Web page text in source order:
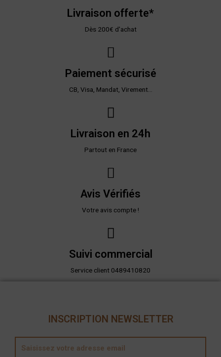
Livraison offerte*
Dès 200€ d'achat
Paiement sécurisé
CB, Visa, Mandat, Virement...
Livraison en 24h
Partout en France
Avis Vérifiés
Votre avis compte !
Suivi commercial
Service client 0489410820
INSCRIPTION NEWSLETTER